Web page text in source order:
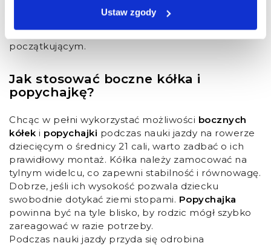
Ustaw zgody
Wybierając napęd, trzeba wziąć pod uwagę
umiejętności dziecka – prostsze rozwiązania są
bardziej intuicyjne i zapewniają większy komfort
początkującym.
Jak stosować boczne kółka i
popychajkę?
Chcąc w pełni wykorzystać możliwości bocznych
kółek i popychajki podczas nauki jazdy na rowerze
dziecięcym o średnicy 21 cali, warto zadbać o ich
prawidłowy montaż. Kółka należy zamocować na
tylnym widelcu, co zapewni stabilność i równowagę.
Dobrze, jeśli ich wysokość pozwala dziecku
swobodnie dotykać ziemi stopami. Popychajka
powinna być na tyle blisko, by rodzic mógł szybko
zareagować w razie potrzeby.
Podczas nauki jazdy przyda się odrobina